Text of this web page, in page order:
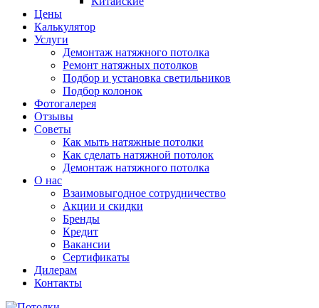
Цены
Калькулятор
Услуги
Демонтаж натяжного потолка
Ремонт натяжных потолков
Подбор и установка светильников
Подбор колонок
Фотогалерея
Отзывы
Советы
Как мыть натяжные потолки
Как сделать натяжной потолок
Демонтаж натяжного потолка
О нас
Взаимовыгодное сотрудничество
Акции и скидки
Бренды
Кредит
Вакансии
Сертификаты
Дилерам
Контакты